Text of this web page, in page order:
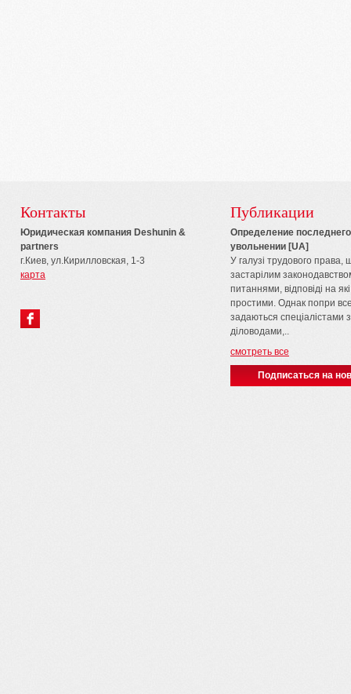
Контакты
Юридическая компания Deshunin &
partners
г.Киев, ул.Кирилловская, 1-3
карта
Публикации
Определение
увольнении [UA]
У галузі трудового права,
застарілим
питаннями, відповіді на
простими. Однак попри
задаються спеціалістами
діловодами,..
смотреть все
Подписаться на